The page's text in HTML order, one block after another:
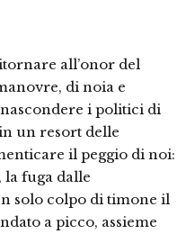
all’onor del
di noia e
i politici di
un resort delle
il peggio di noi:
fuga dalle
solo colpo di timone il
a picco, assieme